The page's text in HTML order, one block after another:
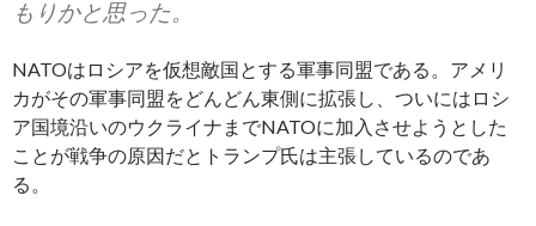
もりかと思った。
NATOはロシアを仮想敵国とする軍事同盟である。アメリ
カがその軍事同盟をどんどん東側に拡張し、ついにはロシ
ア国境沿いのウクライナまでNATOに加入させようとした
ことが戦争の原因だとトランプ氏は主張しているのであ
る。